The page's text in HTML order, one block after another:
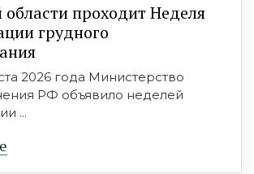
области проходит Неделя
грудного
2026 года Министерство
РФ объявило неделей
...